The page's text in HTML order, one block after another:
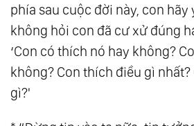
81.Ảo Ảnh
82. Sự Sống Của Đất - Hãy
83.Thượng Đế Bảo Ta Rằng...
84.Ma Khảo
phía sau cuộc đời này, con hãy
không hỏi con đã cư xử đúng
‘Con có thích nó hay không?
không? Con thích điều gì
gì?'